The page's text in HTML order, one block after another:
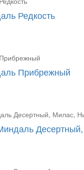
Редкость
Прибрежный